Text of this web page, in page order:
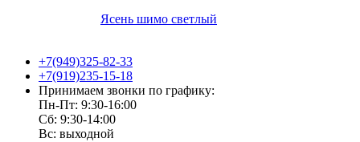
Ясень шимо светлый
+7(949)325-82-33
+7(919)235-15-18
Принимаем звонки по графику:
Пн-Пт: 9:30-16:00
Сб: 9:30-14:00
Вс: выходной